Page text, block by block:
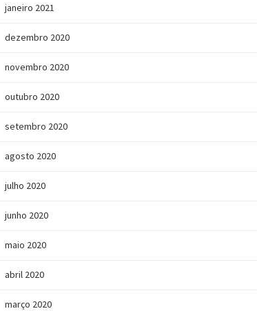
janeiro 2021
dezembro 2020
novembro 2020
outubro 2020
setembro 2020
agosto 2020
julho 2020
junho 2020
maio 2020
abril 2020
março 2020